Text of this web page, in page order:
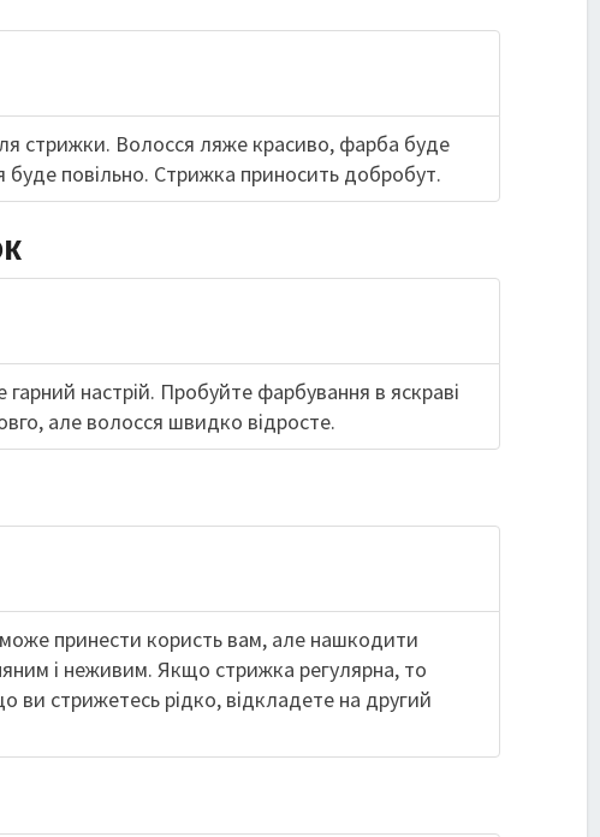
стрижки. Волосся ляже красиво, фарба буде
буде повільно. Стрижка приносить добробут.
настрій. Пробуйте фарбування в яскраві
але волосся швидко відросте.
принести користь вам, але нашкодити
і неживим. Якщо стрижка регулярна, то
ви стрижетесь рідко, відкладете на другий